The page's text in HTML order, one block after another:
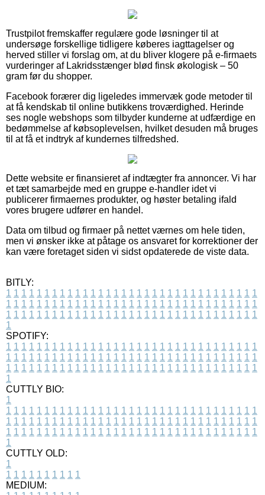
Trustpilot fremskaffer regulære gode løsninger til at
undersøge forskellige tidligere køberes iagttagelser og
herved stiller vi forslag om, at du bliver klogere på e-firmaets
vurderinger af Lakridsstænger blød finsk økologisk – 50
gram før du shopper.
Facebook forærer dig ligeledes immervæk gode metoder til
at få kendskab til online butikkens troværdighed. Herinde
ses nogle webshops som tilbyder kunderne at udfærdige en
bedømmelse af købsoplevelsen, hvilket desuden må bruges
til at få et indtryk af kundernes tilfredshed.
Dette website er finansieret af indtægter fra annoncer. Vi har
et tæt samarbejde med en gruppe e-handler idet vi
publicerer firmaernes produkter, og høster betaling ifald
vores brugere udfører en handel.
Data om tilbud og firmaer på nettet værnes om hele tiden,
men vi ønsker ikke at påtage os ansvaret for korrektioner der
kan være foretaget siden vi sidst opdaterede de viste data.
BITLY:
1 1 1 1 1 1 1 1 1 1 1 1 1 1 1 1 1 1 1 1 1 1 1 1 1 1 1 1 1 1 1 1 1
1 1 1 1 1 1 1 1 1 1 1 1 1 1 1 1 1 1 1 1 1 1 1 1 1 1 1 1 1 1 1 1 1
1 1 1 1 1 1 1 1 1 1 1 1 1 1 1 1 1 1 1 1 1 1 1 1 1 1 1 1 1 1 1 1 1
1
SPOTIFY:
1 1 1 1 1 1 1 1 1 1 1 1 1 1 1 1 1 1 1 1 1 1 1 1 1 1 1 1 1 1 1 1 1
1 1 1 1 1 1 1 1 1 1 1 1 1 1 1 1 1 1 1 1 1 1 1 1 1 1 1 1 1 1 1 1 1
1 1 1 1 1 1 1 1 1 1 1 1 1 1 1 1 1 1 1 1 1 1 1 1 1 1 1 1 1 1 1 1 1
1
CUTTLY BIO:
1
1 1 1 1 1 1 1 1 1 1 1 1 1 1 1 1 1 1 1 1 1 1 1 1 1 1 1 1 1 1 1 1 1
1 1 1 1 1 1 1 1 1 1 1 1 1 1 1 1 1 1 1 1 1 1 1 1 1 1 1 1 1 1 1 1 1
1 1 1 1 1 1 1 1 1 1 1 1 1 1 1 1 1 1 1 1 1 1 1 1 1 1 1 1 1 1 1 1 1
1
CUTTLY OLD:
1
1 1 1 1 1 1 1 1 1 1
MEDIUM: